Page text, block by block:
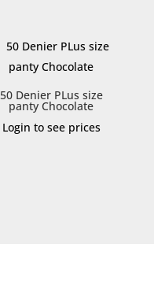
50 Denier PLus size
panty Chocolate
Login to see prices